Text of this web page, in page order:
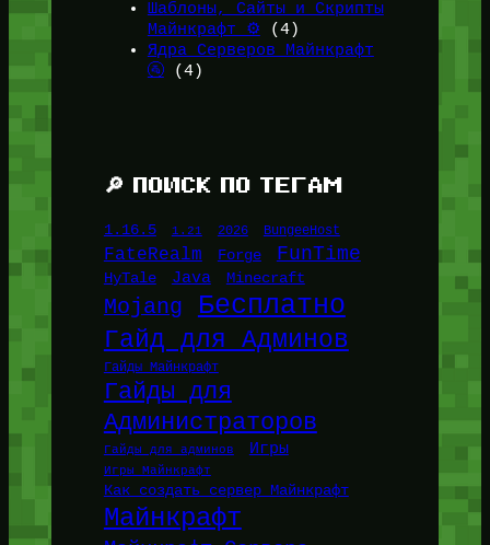
Шаблоны, Сайты и Скрипты
Майнкрафт ⚙️ (4)
Ядра Серверов Майнкрафт
🚰(4)
🔎 ПОИСК ПО ТЕГАМ
1.16.5 1.21 2026 BungeeHost
FateRealm Forge FunTime
HyTale Java Minecraft
Mojang Бесплатно
Гайд для Админов
Гайды Майнкрафт
Гайды для
Администраторов
Гайды для админов Игры
Игры Майнкрафт
Как создать сервер Майнкрафт
Майнкрафт